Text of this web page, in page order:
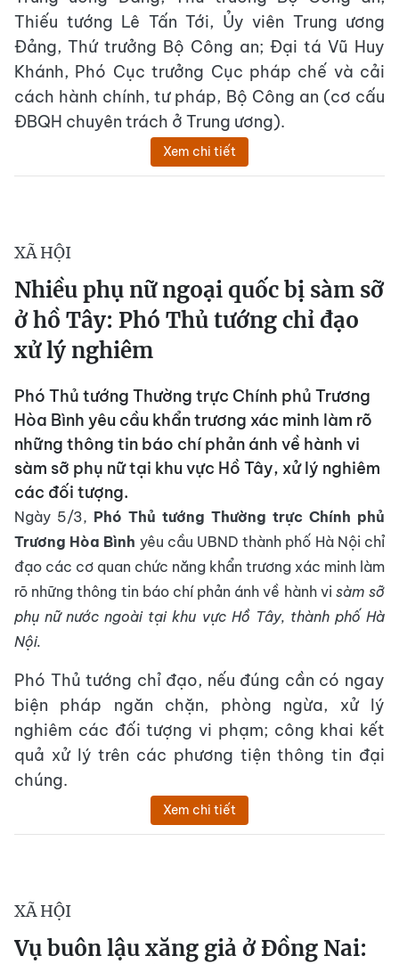
Thiếu tướng Lê Tấn Tới, Ủy viên Trung ương
Đảng, Thứ trưởng Bộ Công an; Đại tá Vũ Huy
Khánh, Phó Cục trưởng Cục pháp chế và cải
cách hành chính, tư pháp, Bộ Công an (cơ cấu
ĐBQH chuyên trách ở Trung ương).
Xem chi tiết
XÃ HỘI
Nhiều phụ nữ ngoại quốc bị sàm sỡ
ở hồ Tây: Phó Thủ tướng chỉ đạo
xử lý nghiêm
Phó Thủ tướng Thường trực Chính phủ Trương
Hòa Bình yêu cầu khẩn trương xác minh làm rõ
những thông tin báo chí phản ánh về hành vi
sàm sỡ phụ nữ tại khu vực Hồ Tây, xử lý nghiêm
các đối tượng.
Ngày 5/3, Phó Thủ tướng Thường trực Chính phủ
Trương Hòa Bình yêu cầu UBND thành phố Hà Nội chỉ
đạo các cơ quan chức năng khẩn trương xác minh làm
rõ những thông tin báo chí phản ánh về hành vi sàm sỡ
phụ nữ nước ngoài tại khu vực Hồ Tây, thành phố Hà
Nội.
Phó Thủ tướng chỉ đạo, nếu đúng cần có ngay
biện pháp ngăn chặn, phòng ngừa, xử lý
nghiêm các đối tượng vi phạm; công khai kết
quả xử lý trên các phương tiện thông tin đại
chúng.
Xem chi tiết
XÃ HỘI
Vụ buôn lậu xăng giả ở Đồng Nai: